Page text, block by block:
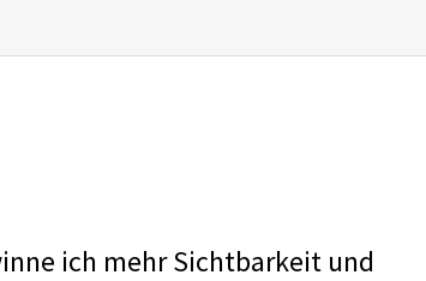
ich mehr Sichtbarkeit und